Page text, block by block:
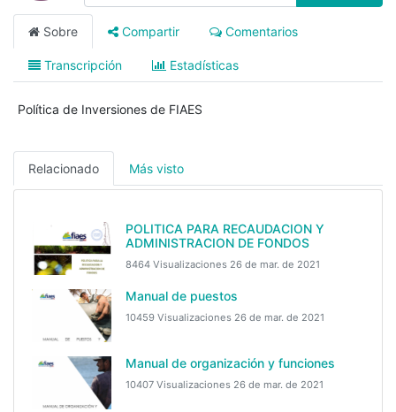
Sobre Compartir Comentarios
Transcripción Estadísticas
Política de Inversiones de FIAES
Relacionado Más visto
POLITICA PARA RECAUDACION Y
ADMINISTRACION DE FONDOS
8464 Visualizaciones 26 de mar. de 2021
Manual de puestos
10459 Visualizaciones 26 de mar. de 2021
Manual de organización y funciones
10407 Visualizaciones 26 de mar. de 2021